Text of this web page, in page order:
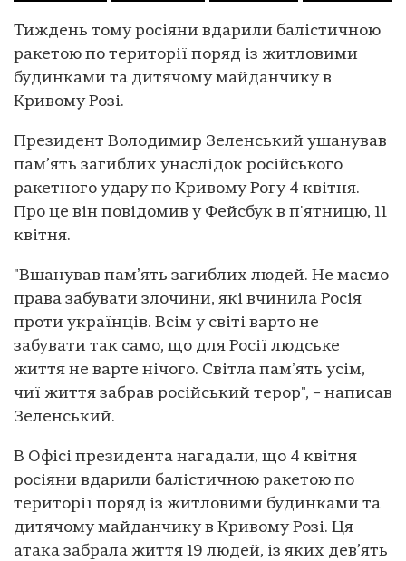
Тиждень тому росіяни вдарили балістичною
ракетою по території поряд із житловими
будинками та дитячому майданчику в
Кривому Розі.
Президент Володимир Зеленський ушанував
пам’ять загиблих унаслідок російського
ракетного удару по Кривому Рогу 4 квітня.
Про це він повідомив у Фейсбук в п'ятницю, 11
квітня.
"Вшанував памʼять загиблих людей. Не маємо
права забувати злочини, які вчинила Росія
проти українців. Всім у світі варто не
забувати так само, що для Росії людське
життя не варте нічого. Світла памʼять усім,
чиї життя забрав російський терор", – написав
Зеленський.
В Офісі президента нагадали, що 4 квітня
росіяни вдарили балістичною ракетою по
території поряд із житловими будинками та
дитячому майданчику в Кривому Розі. Ця
атака забрала життя 19 людей, із яких дев’ять